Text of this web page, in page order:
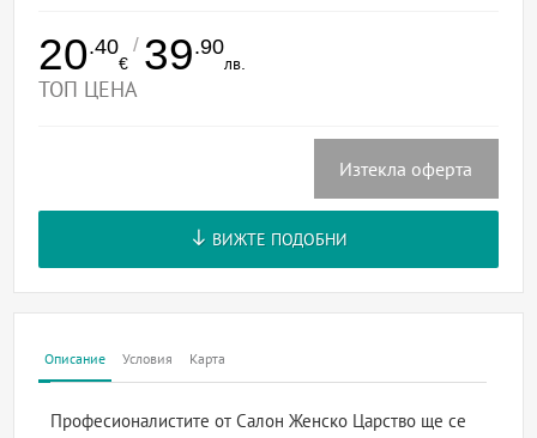
20.40
€
/ 39.90
лв.
ТОП ЦЕНА
Изтекла оферта
ВИЖТЕ ПОДОБНИ
Описание Условия Карта
Професионалистите от Салон Женско Царство ще се